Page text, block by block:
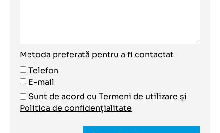
Metoda preferată pentru a fi contactat
Telefon
E-mail
Sunt de acord cu Termeni de utilizare și
Politica de confidențialitate